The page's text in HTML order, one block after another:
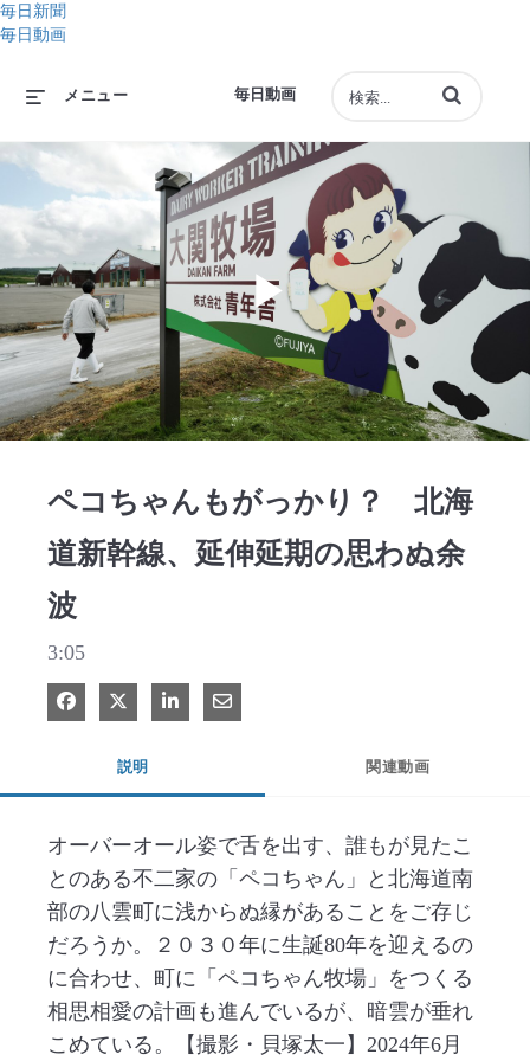
毎日新聞
毎日動画
毎日動画
メニュー 動画の検索語句
Play
ペコちゃんもがっかり？ 北海
道新幹線、延伸延期の思わぬ余
波
3:05
Facebook で共有
Xで共有する
LinkedIn で共有
電子メールで共有
説明 関連動画
オーバーオール姿で舌を出す、誰もが見たこ
とのある不二家の「ペコちゃん」と北海道南
部の八雲町に浅からぬ縁があることをご存じ
だろうか。２０３０年に生誕80年を迎えるの
に合わせ、町に「ペコちゃん牧場」をつくる
相思相愛の計画も進んでいるが、暗雲が垂れ
こめている。【撮影・貝塚太一】2024年6月